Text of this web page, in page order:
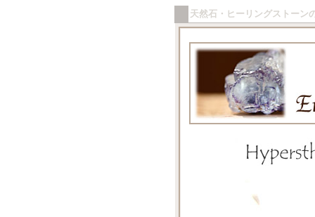
天然石・ヒーリングストーン